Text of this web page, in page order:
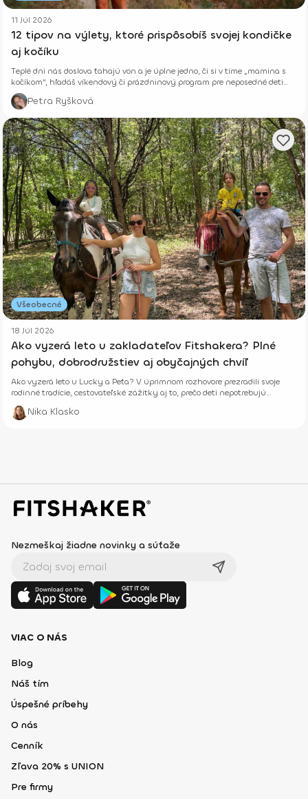
11 Júl 2026
12 tipov na výlety, ktoré prispôsobíš svojej kondičke
aj kočíku
Teplé dni nás doslova ťahajú von a je úplne jedno, či si v tíme „mamina s
kočíkom“, hľadáš víkendový či prázdninový program pre neposedné deti
alebo si len chceš vyvetrať hlavu s kamoškou, či partnerom.
Petra Ryšková
Všeobecné
18 Júl 2026
Ako vyzerá leto u zakladateľov Fitshakera? Plné
pohybu, dobrodružstiev aj obyčajných chvíľ
Ako vyzerá leto u Lucky a Peťa? V úprimnom rozhovore prezradili svoje
rodinné tradície, cestovateľské zážitky aj to, prečo deti nepotrebujú
dokonalé prázdniny.
Nika Klasko
Nezmeškaj žiadne novinky a súťaže
VIAC O NÁS
Blog
Náš tím
Úspešné príbehy
O nás
Cenník
Zľava 20% s UNION
Pre firmy